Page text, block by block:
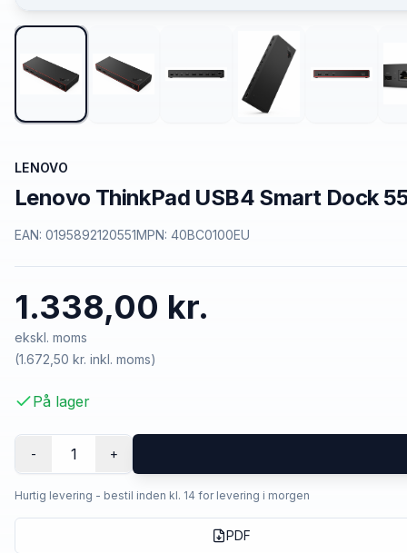
LENOVO
Lenovo ThinkPad USB4 Smart Dock
EAN: 0195892120551MPN: 40BC0100EU
1.338,00 kr.
ekskl. moms
(1.672,50 kr. inkl. moms)
På lager
- 1 +
Hurtig levering - bestil inden kl. 14 for levering i morgen
PDF